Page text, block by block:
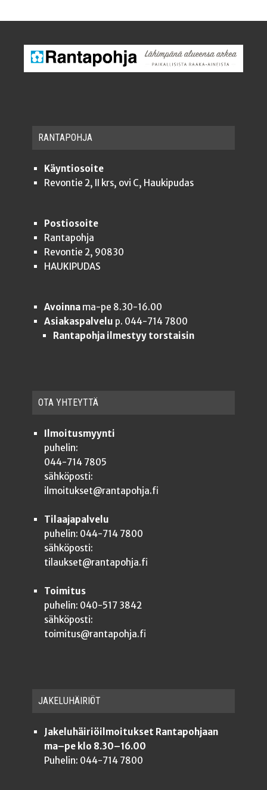
RAN­TA­POH­JA
Käyntiosoite
Revontie 2, II krs, ovi C, Haukipudas
Postiosoite
Rantapohja
Revontie 2, 90830
HAUKIPUDAS
Avoinnama-pe 8.30-16.00
Asiakaspalvelu p. 044-714 7800
Rantapohja ilmestyy torstaisin
OTA YHTEYT­TÄ
Ilmoitusmyynti
puhelin:
044-714 7805
sähköposti:
ilmoitukset@rantapohja.fi
Tilaajapalvelu
puhelin: 044-714 7800
sähköposti:
tilaukset@rantapohja.fi
Toimitus
puhelin: 040-517 3842
sähköposti:
toimitus@rantapohja.fi
JAKE­LU­HÄI­RIÖT
Jakeluhäiriöilmoitukset Rantapohjaan
ma–pe klo 8.30–16.00
Puhelin: 044-714 7800